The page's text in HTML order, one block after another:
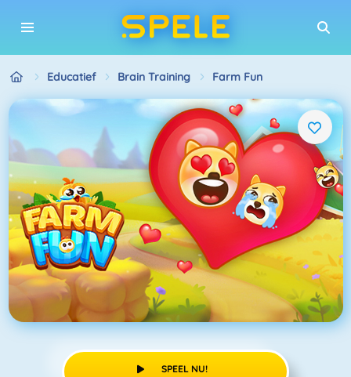
Educatief Brain Training Farm Fun
SPEEL NU!